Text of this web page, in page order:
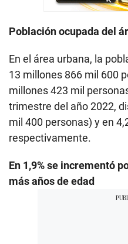
Población ocupada del
En el área urbana, la
13 millones 866 mil 600
millones 423 mil
trimestre del año 2022,
mil 400 personas) y en
respectivamente.
En 1,9% se incrementó
más años de edad